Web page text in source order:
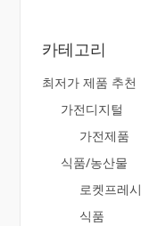
카테고리
최저가 제품 추천
가전디지털
가전제품
식품/농산물
로켓프레시
식품